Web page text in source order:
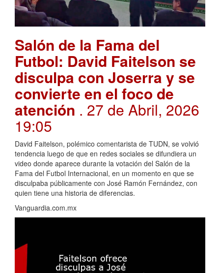
Salón de la Fama del
Futbol: David Faitelson se
disculpa con Joserra y se
convierte en el foco de
atención . 27 de Abril, 2026
19:05
David Faitelson, polémico comentarista de TUDN, se volvió
tendencia luego de que en redes sociales se difundiera un
video donde aparece durante la votación del Salón de la
Fama del Futbol Internacional, en un momento en que se
disculpaba públicamente con José Ramón Fernández, con
quien tiene una historia de diferencias.
Vanguardia.com.mx